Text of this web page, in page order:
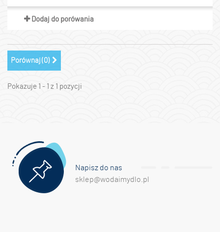
Dodaj do porówania
Porównaj (0)
Pokazuje 1 - 1 z 1 pozycji
Napisz do nas
sklep@wodaimydlo.pl